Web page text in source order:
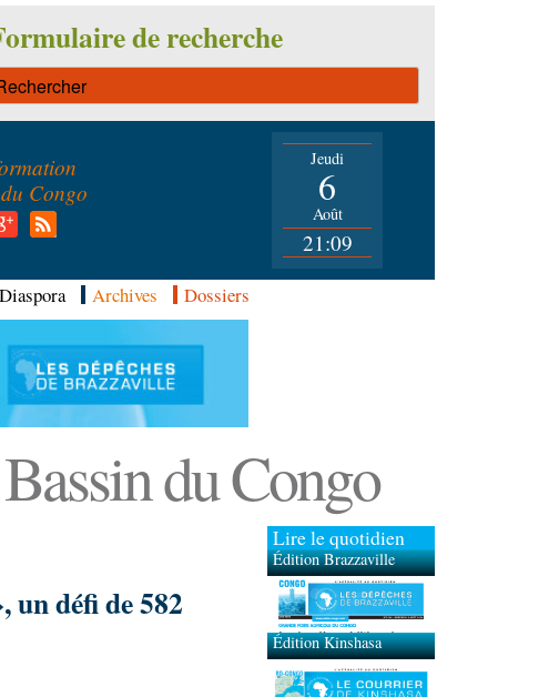
de recherche
Congo
Jeudi
6
Août
21:09
Diaspora Archives Dossiers
du Congo
défi de 582
Lire le quotidien
Édition Brazzaville
Édition Kinshasa